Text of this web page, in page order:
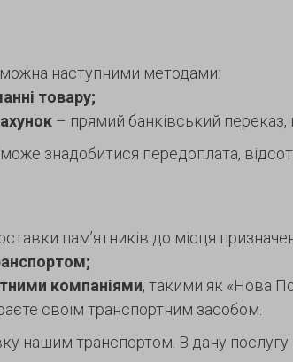
наступними методами:
товару;
– прямий банківський переказ,
знадобитися передоплата,
пам’ятників до місця
компаніями, такими як «Нова
своїм транспортним засобом.
нашим транспортом. В дану послугу